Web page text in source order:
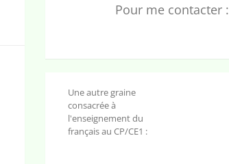
Pour me contacter :
Une autre graine
consacrée à
l'enseignement du
français au CP/CE1 :